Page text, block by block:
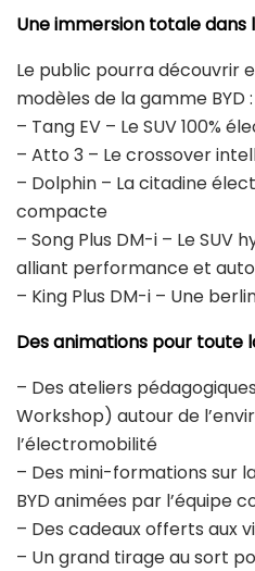
Une immersion totale dans
Le public pourra découvrir
modèles de la gamme BYD :
– Tang EV – Le SUV 100%
– Atto 3 – Le crossover
– Dolphin – La citadine
compacte
– Song Plus DM-i – Le SUV
alliant performance et
– King Plus DM-i – Une
Des animations pour toute
– Des ateliers
Workshop) autour de
l’électromobilité
– Des mini-formations sur
BYD animées par l’équipe
– Des cadeaux offerts aux
– Un grand tirage au sort